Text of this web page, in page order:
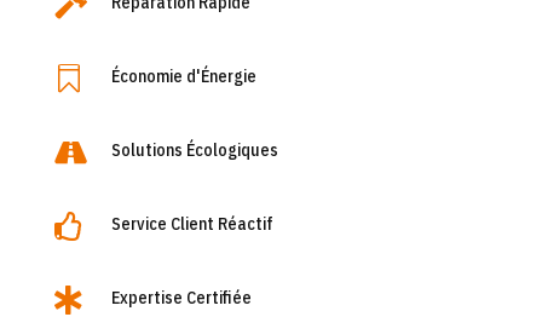
 Économie d'Énergie
 Solutions Écologiques
 Service Client Réactif
 Expertise Certifiée